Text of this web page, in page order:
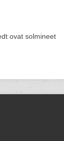
ovat solmineet